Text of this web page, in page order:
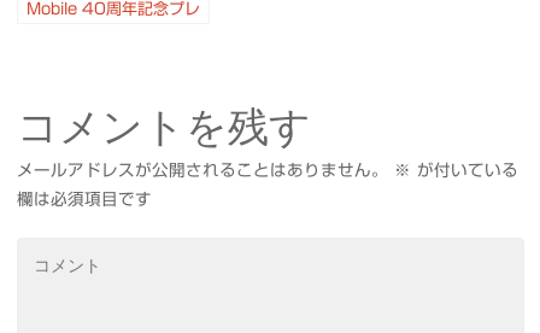
Mobile 40周年記念プレ
コメントを残す
メールアドレスが公開されることはありません。 ※ が付いている
欄は必須項目です